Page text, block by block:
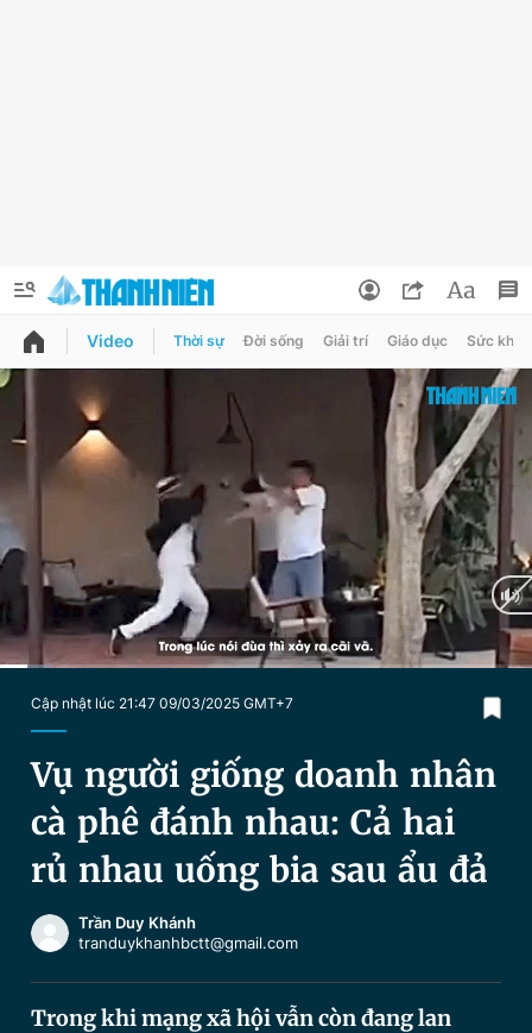
QUẢNG CÁO
Chuyên mục khác
Chào ngày mới Tin 24h
Video Magazine
Sản phẩm khác
Thông tin tài khoản
Đổi mật khẩu
Tin đã lưu
Tin đã xem
Đăng xuất
Video Thời sự Đời sống Giải trí Giáo dục Sức khỏe
Cập nhật lúc 21:47 09/03/2025 GMT+7
Vụ người giống doanh nhân
cà phê đánh nhau: Cả hai
rủ nhau uống bia sau ẩu đả
Trần Duy Khánh
tranduykhanhbctt@gmail.com
Trong khi mạng xã hội vẫn còn đang lan